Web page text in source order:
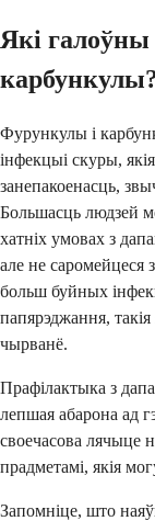
Які
Фурункулы і
інфекцыі скуры,
занепакоенасць,
Большасць людзей
хатніх умовах з
але не
больш буйных
папярэджання,
чырванё.
Прафілактыка з
лепшая абарона ад
своечасова лячыце
прадметамі, якія
Запомніце, што